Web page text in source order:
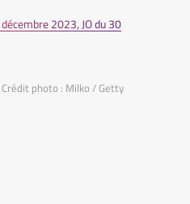
2023, JO du 30
photo : Milko / Getty